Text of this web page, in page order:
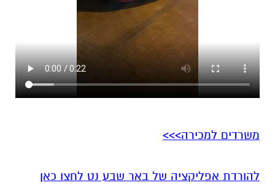
משרדים למכירה>>>
להורדת אפליקציה של באר שבע נט לחצו כאן